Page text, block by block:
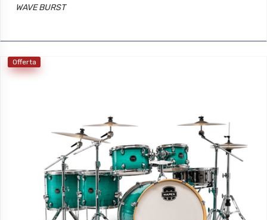
WAVE BURST
Offerta